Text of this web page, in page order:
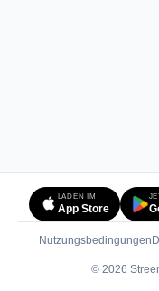
LADEN IM
App Store
Nutzungsbedingungen
© 2026